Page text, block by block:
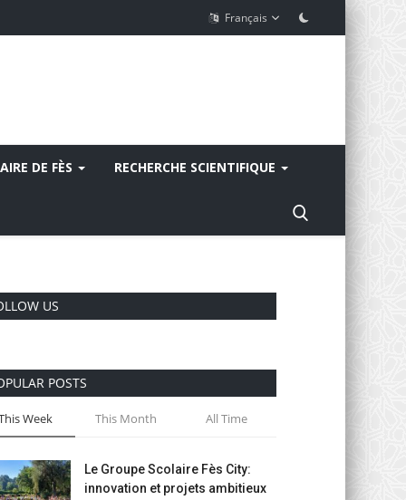
Français
DE FÈS RECHERCHE SCIENTIFIQUE
US
POSTS
Week This Month All Time
Le Groupe Scolaire Fès City:
innovation et projets ambitieux